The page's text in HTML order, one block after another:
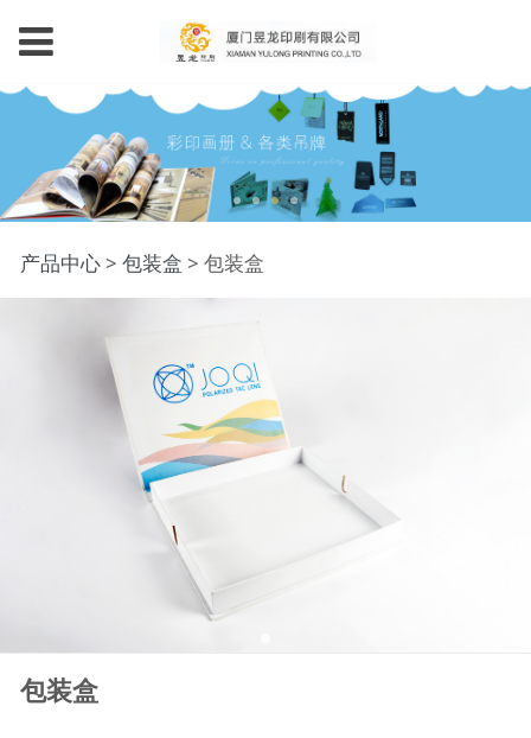
包装盒
产品中心> 包装盒 > 包装盒
包装盒